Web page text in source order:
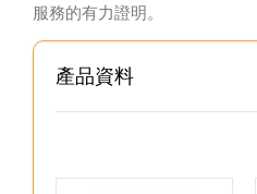
服務的有力證明。
產品資料